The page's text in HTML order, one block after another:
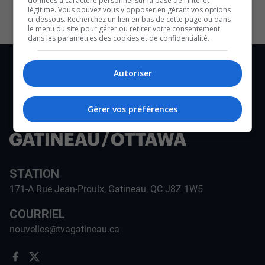
STATION
171-A Rue Jean-Proulx, Gatineau, QC J8Z 1W5
COURRIEL
nouvelles@tvagatineau.ca
légitime. Vous pouvez vous y opposer en gérant vos options
ci-dessous. Recherchez un lien en bas de cette page ou dans
le menu du site pour gérer ou retirer votre consentement
dans les paramètres des cookies et de confidentialité.
Autoriser
Gérer vos préférences